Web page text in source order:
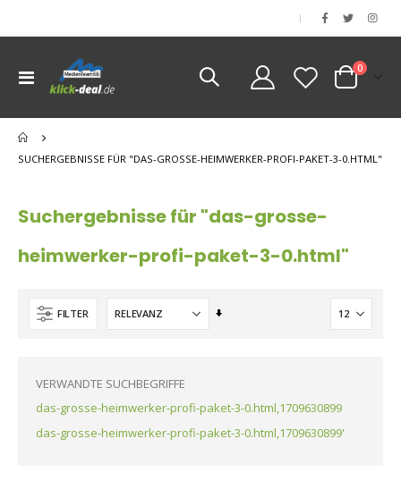
|
Navigation
umschalten
Cart
0Artikel
SUCHERGEBNISSE FÜR "DAS-GROSSE-HEIMWERKER-PROFI-PAKET-3-0.HTML"
Suchergebnisse für "das-grosse-
heimwerker-profi-paket-3-0.html"
FILTER
Aufsteigend
VERWANDTE SUCHBEGRIFFE
das-grosse-heimwerker-profi-paket-3-0.html,1709630899
das-grosse-heimwerker-profi-paket-3-0.html,1709630899'